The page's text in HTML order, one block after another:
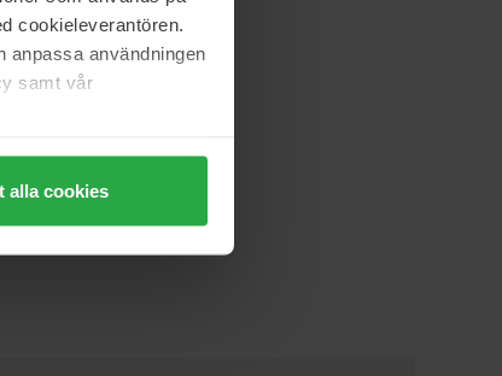
cookieleverantören.
anpassa användningen
samt vår
alla cookies